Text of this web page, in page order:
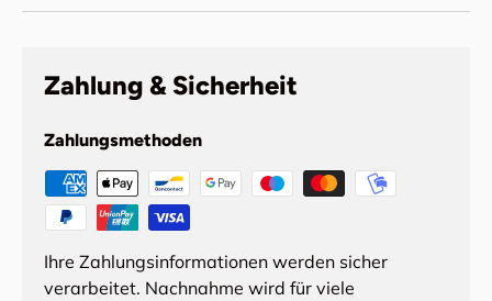
Zahlung & Sicherheit
Zahlungsmethoden
Ihre Zahlungsinformationen werden sicher
verarbeitet. Nachnahme wird für viele